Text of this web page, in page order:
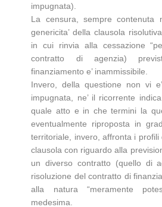
impugnata).
La censura, sempre contenuta
genericita’ della clausola
in cui rinvia alla cessazione
contratto di agenzia)
finanziamento e’ inammissibile.
Invero, della questione non vi
impugnata, ne’ il ricorrente
quale atto e in che termini la
eventualmente riproposta in
territoriale, invero, affronta i profili
clausola con riguardo alla
un diverso contratto (quello di
risoluzione del contratto di
alla natura “meramente
medesima.